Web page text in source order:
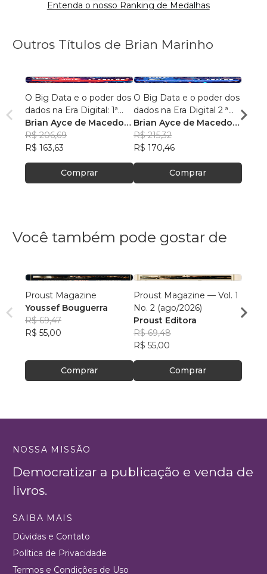
Entenda o nosso Ranking de Medalhas
Outros Títulos de Brian Marinho
O Big Data e o poder dos
dados na Era Digital: 1ª
Edição.
Brian Ayce de Macedo
Marinho
R$ 206,69
R$ 163,63
Comprar
O Big Data e o poder dos
dados na Era Digital 2 ª
Edição:
Brian Ayce de Macedo
Marinho
R$ 215,32
R$ 170,46
Comprar
Você também pode gostar de
Proust Magazine
Youssef Bouguerra
R$ 69,47
R$ 55,00
Comprar
Proust Magazine — Vol. 1
No. 2 (ago/2026)
Proust Editora
R$ 69,48
R$ 55,00
Comprar
NOSSA MISSÃO
Democratizar a publicação e venda de
livros.
SAIBA MAIS
Dúvidas e Contato
Política de Privacidade
Termos e Condições de Uso